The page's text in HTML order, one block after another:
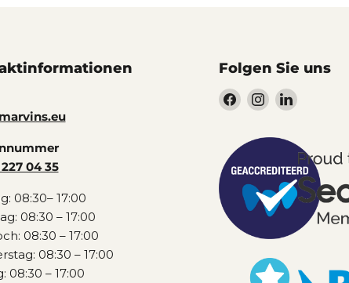
227 04 35
08:30– 17:00
08:30 – 17:00
08:30 – 17:00
08:30 – 17:00
08:30 – 17:00
Folgen Sie uns
Finde
uns
auf
Facebook
Finde
uns
auf
Instagram
Finde
LinkedIn